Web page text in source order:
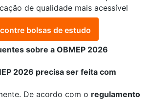
de qualidade mais acessível
bolsas de estudo
sobre a OBMEP 2026
2026 precisa ser feita com
De acordo com o regulamento